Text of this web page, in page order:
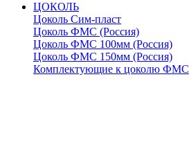
ЦОКОЛЬ
Цоколь Сим-пласт
Цоколь ФМС (Россия)
Цоколь ФМС 100мм (Россия)
Цоколь ФМС 150мм (Россия)
Комплектующие к цоколю ФМС